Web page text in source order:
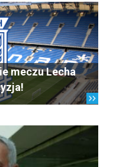
meczu Lecha